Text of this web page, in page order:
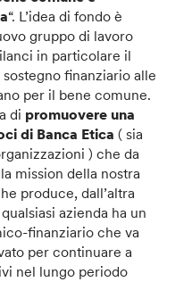
“. L’idea di fondo è
gruppo di lavoro
in particolare il
finanziario alle
per il bene comune.
di promuovere una
di Banca Etica ( sia
) che da
mission della nostra
produce, dall’altra
azienda ha un
finanziario che va
per continuare a
nel lungo periodo